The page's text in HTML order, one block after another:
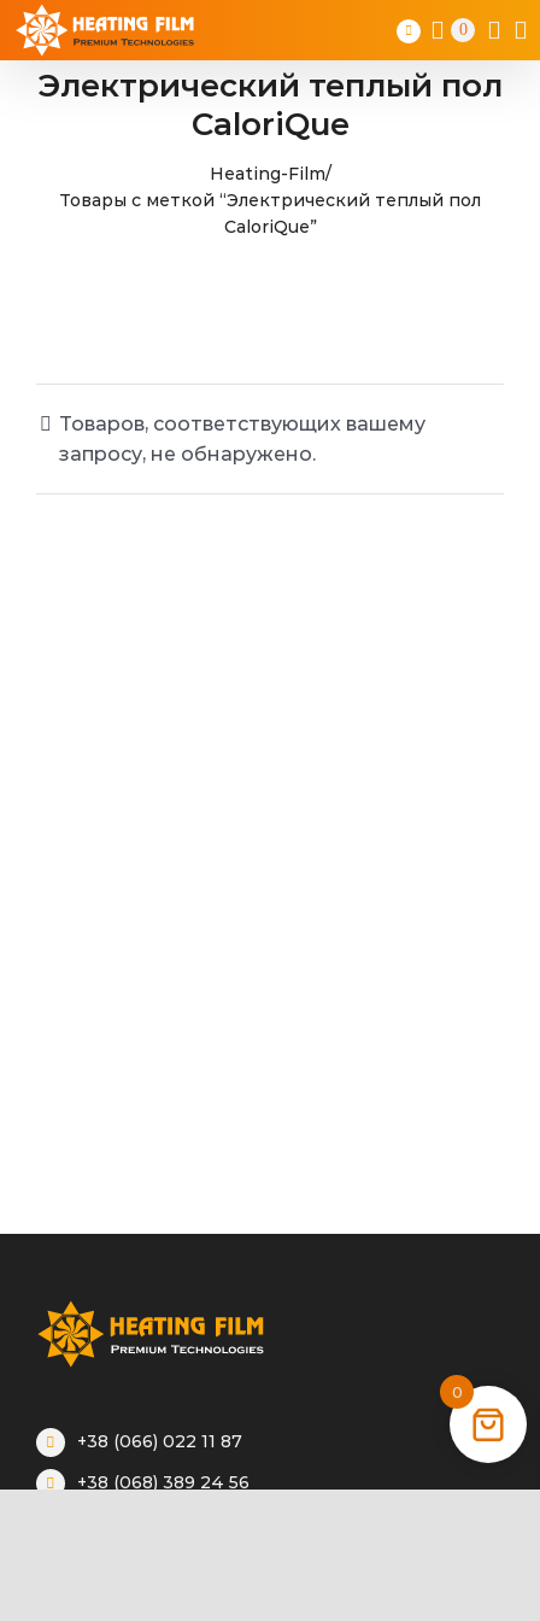
Skip
content
0
Электрический теплый пол
CaloriQue
Heating-Film/
Товары с меткой “Электрический теплый пол
CaloriQue”
Товаров, соответствующих вашему
запросу, не обнаружено.
+38 (066) 022 11 87
+38 (068) 389 24 56
0